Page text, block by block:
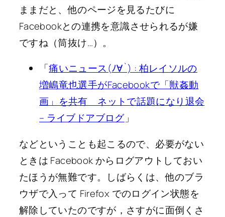
ままだと、他のページを見るたびに
Facebookとの連携を意識させられるが嫌
ですね（筒抜け…）。
「痛いニュース(ﾉ∀`) : 柏レイソルの
増嶋竜也選手がFacebookで「獣姦動
画」を共有 ネットで話題になり退会
– ライブドアブログ」
などということも起こるので、必要がない
ときは Facebook からログアウトしておい
たほうが無難です。しばらくは、他のブラ
ウザで入って Firefox でのログイン状態を
解除していたのですが，さすがに面倒くさ